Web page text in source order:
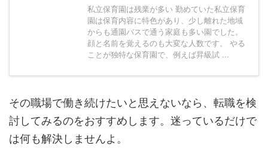
私立保育園は残業が多い 勤めていた私立保育
園は保育内容に特色があり、少し離れた地域
からも通園バスで通う家庭も多い園でした。
顔と名前を覚えるのも大変な人数です。 やる
ことが独特な保育園で、例えば昇級試 ...
その職場で働き続けたいと思えないなら、転職を検
討してみるのをおすすめします。迷っているだけで
は何も解決しませんよ。